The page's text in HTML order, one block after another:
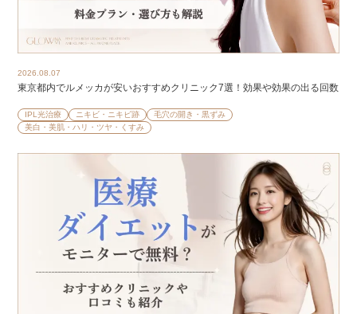
2026.08.07
東京都内でルメッカが安いおすすめクリニック7選！効果や効果の出る回数
IPL光治療 ニキビ・ニキビ跡
毛穴の開き・黒ずみ
美白・美肌・ハリ・ツヤ・くすみ